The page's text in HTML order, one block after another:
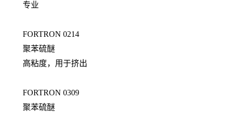
专业
FORTRON 0214
聚苯硫醚
高粘度，用于挤出
FORTRON 0309
聚苯硫醚